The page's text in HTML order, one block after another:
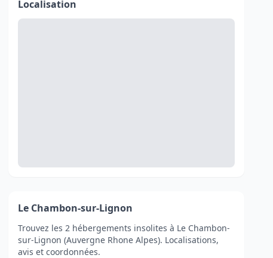
Localisation
Le Chambon-sur-Lignon
Trouvez les 2 hébergements insolites à Le Chambon-
sur-Lignon (Auvergne Rhone Alpes). Localisations,
avis et coordonnées.